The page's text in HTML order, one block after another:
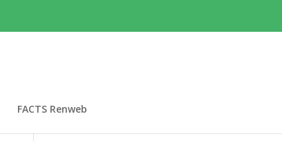
FACTS Renweb